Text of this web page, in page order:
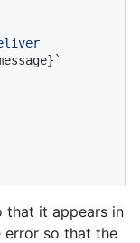
`
that it appears in
so that the